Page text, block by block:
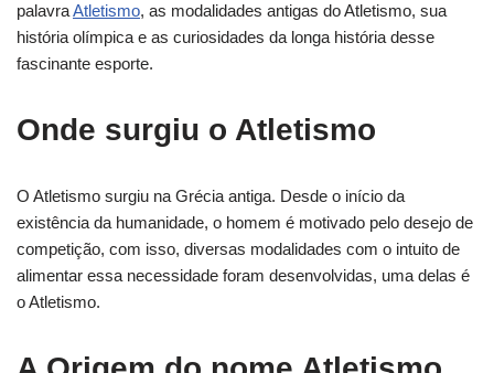
palavraAtletismo, as modalidades antigas do Atletismo, sua
história olímpica e as curiosidades da longa história desse
fascinante esporte.
Onde surgiu o Atletismo
O Atletismo surgiu na Grécia antiga. Desde o início da
existência da humanidade, o homem é motivado pelo desejo de
competição, com isso, diversas modalidades com o intuito de
alimentar essa necessidade foram desenvolvidas, uma delas é
o Atletismo.